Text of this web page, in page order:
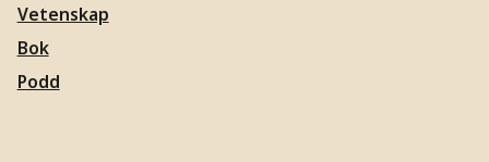
Vetenskap
Bok
Podd